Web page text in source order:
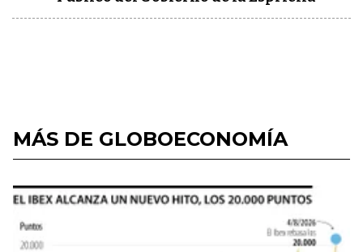
MÁS DE GLOBOECONOMÍA